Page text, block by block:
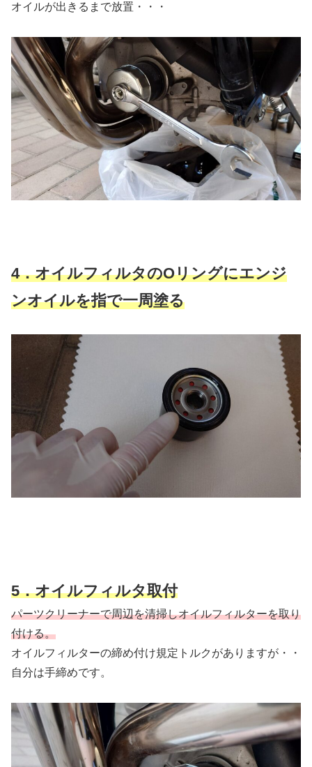
オイルが出きるまで放置・・・
4．オイルフィルタのOリングにエンジ
ンオイルを指で一周塗る
5．オイルフィルタ取付
パーツクリーナーで周辺を清掃しオイルフィルターを取り
付ける。
オイルフィルターの締め付け規定トルクがありますが・・
自分は手締めです。